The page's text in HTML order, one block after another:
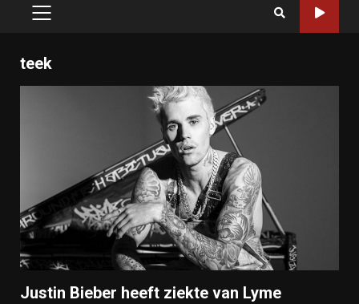
PRIMARY
teek
Justin Bieber heeft ziekte van Lyme